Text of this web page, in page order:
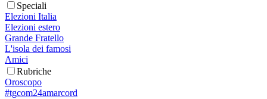
Speciali
Elezioni Italia
Elezioni estero
Grande Fratello
L'isola dei famosi
Amici
Rubriche
Oroscopo
#tgcom24amarcord